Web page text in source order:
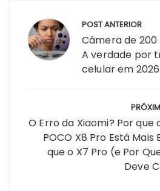
de
Post
POST ANTERIOR
Câmera de 200
A verdade por
celular em 2026
O Erro da Xiaomi? Por que
POCO X8 Pro Está Mais
que o X7 Pro (e Por
Deve